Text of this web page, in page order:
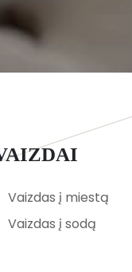
VAIZDAI
Vaizdas į miestą
Vaizdas į sodą